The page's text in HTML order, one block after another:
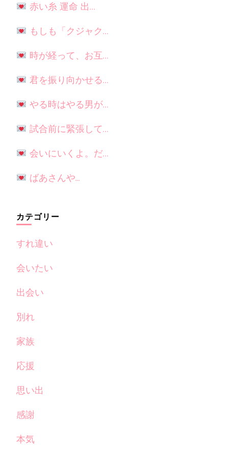
赤い糸 運命 出…
もしも「クジャク…
時が経って、お互…
君を振り向かせる…
やる時はやる男が…
試合前に緊張して…
会いにいくよ。だ…
ばあさんや...
カテゴリー
すれ違い
会いたい
出会い
別れ
家族
応援
思い出
感謝
本気